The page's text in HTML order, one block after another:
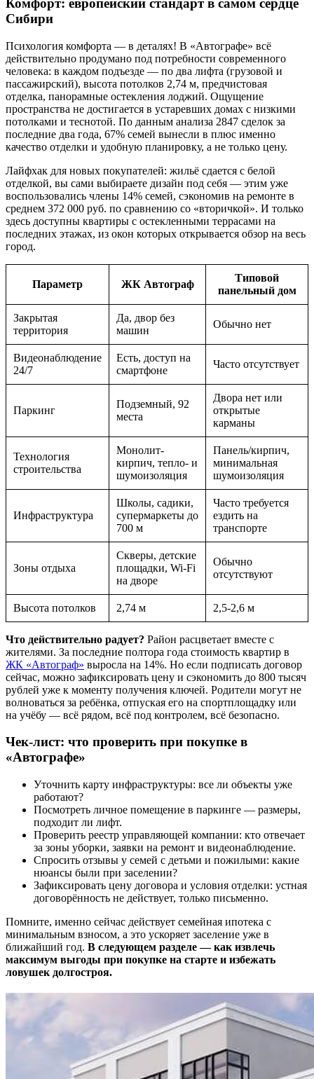
Комфорт: европейский стандарт в самом сердце
Сибири
Психология комфорта — в деталях! В «Автографе» всё
действительно продумано под потребности современного
человека: в каждом подъезде — по два лифта (грузовой и
пассажирский), высота потолков 2,74 м, предчистовая
отделка, панорамные остекления лоджий. Ощущение
пространства не достигается в устаревших домах с низкими
потолками и теснотой. По данным анализа 2847 сделок за
последние два года, 67% семей вынесли в плюс именно
качество отделки и удобную планировку, а не только цену.
Лайфхак для новых покупателей: жильё сдается с белой
отделкой, вы сами выбираете дизайн под себя — этим уже
воспользовались члены 14% семей, сэкономив на ремонте в
среднем 372 000 руб. по сравнению со «вторичкой». И только
здесь доступны квартиры с остекленными террасами на
последних этажах, из окон которых открывается обзор на весь
город.
Параметр ЖК Автограф
Типовой
панельный дом
Закрытая
территория
Да, двор без
машин
Обычно нет
Видеонаблюдение
24/7
Есть, доступ на
смартфоне
Часто отсутствует
Паркинг
Подземный, 92
места
Двора нет или
открытые
карманы
Технология
строительства
Монолит-
кирпич, тепло- и
шумоизоляция
Панель/кирпич,
минимальная
шумоизоляция
Инфраструктура
Школы, садики,
супермаркеты до
700 м
Часто требуется
ездить на
транспорте
Зоны отдыха
Скверы, детские
площадки, Wi-Fi
на дворе
Обычно
отсутствуют
Высота потолков 2,74 м 2,5-2,6 м
Что действительно радует? Район расцветает вместе с
жителями. За последние полтора года стоимость квартир в
ЖК «Автограф» выросла на 14%. Но если подписать договор
сейчас, можно зафиксировать цену и сэкономить до 800 тысяч
рублей уже к моменту получения ключей. Родители могут не
волноваться за ребёнка, отпуская его на спортплощадку или
на учёбу — всё рядом, всё под контролем, всё безопасно.
Чек-лист: что проверить при покупке в
«Автографе»
Уточнить карту инфраструктуры: все ли объекты уже
работают?
Посмотреть личное помещение в паркинге — размеры,
подходит ли лифт.
Проверить реестр управляющей компании: кто отвечает
за зоны уборки, заявки на ремонт и видеонаблюдение.
Спросить отзывы у семей с детьми и пожилыми: какие
нюансы были при заселении?
Зафиксировать цену договора и условия отделки: устная
договорённость не действует, только письменно.
Помните, именно сейчас действует семейная ипотека с
минимальным взносом, а это ускоряет заселение уже в
ближайший год. В следующем разделе — как извлечь
максимум выгоды при покупке на старте и избежать
ловушек долгостроя.